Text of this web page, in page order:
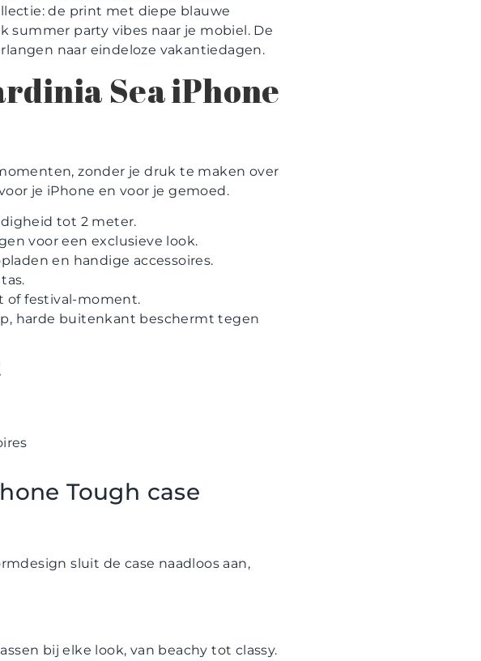
de print met diepe blauwe
party vibes naar je mobiel. De
naar eindeloze vakantiedagen.
Sea iPhone
zonder je druk te maken over
je iPhone en voor je gemoed.
tot 2 meter.
voor een exclusieve look.
en handige accessoires.
of festival-moment.
harde buitenkant beschermt tegen
Tough case
sluit de case naadloos aan,
bij elke look, van beachy tot classy.